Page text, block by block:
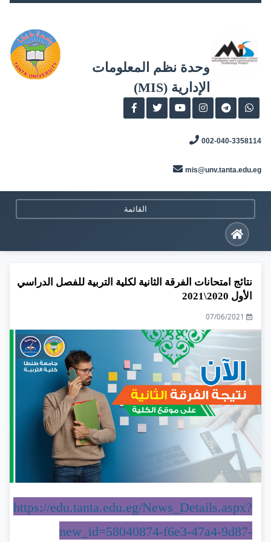
وحدة نظم المعلومات
الإدارية (MIS)
002-040-3358114
mis@unv.tanta.edu.eg
القائمة
نتائج امتحانات الفرقة الثانية لكلية التربية للفصل الدراسي
الأول 2020\2021
07/06/2021
https://edu.tanta.edu.eg/News_Details.aspx?
new_id=58040874-f6e3-47a4-9d87-